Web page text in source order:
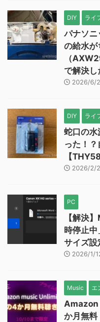
DIY ライ
パナソ
の給水
（
で解決し
2026/6/
DIY ライ
蛇口の水
った！
【
2026/2/
PC
【解決
時停止
サイズ設
2026/1/
Music エ
か月無